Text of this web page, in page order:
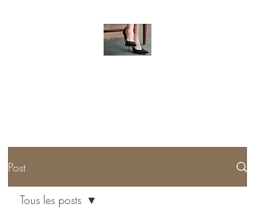
Post
Tous les posts